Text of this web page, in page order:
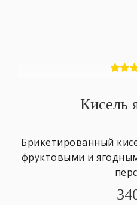
Кисель
Брикетированный
фруктовыми и